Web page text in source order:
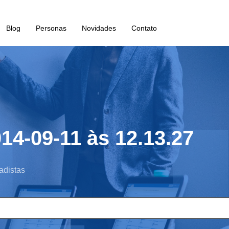
Blog Personas Novidades Contato
09-11 às 12.13.27